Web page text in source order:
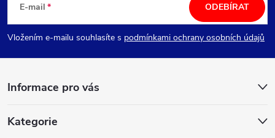
p
a
E-mail
Vložením e-mailu souhlasíte s podmínkami ochrany osobních údajů
ODEBÍRAT
Informace pro vás
Kategorie